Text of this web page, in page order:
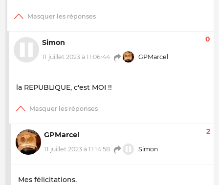
Simon
11 juillet 2023 à 11:06:44 GPMarcel
0
la REPUBLIQUE, c'est MOI !!
GPMarcel
11 juillet 2023 à 11:14:58 Simon
2
Mes félicitations.